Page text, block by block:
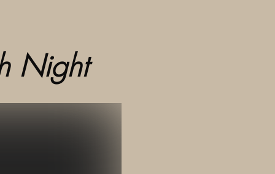
Fetish Night